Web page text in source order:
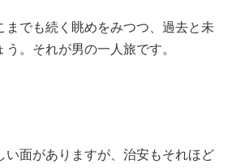
までも続く眺めをみつつ、過去と未
。それが男の一人旅です。
い面がありますが、治安もそれほど